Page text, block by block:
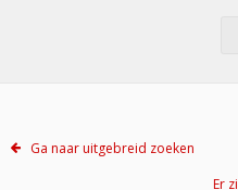
Ga naar uitgebreid zoeken
Er